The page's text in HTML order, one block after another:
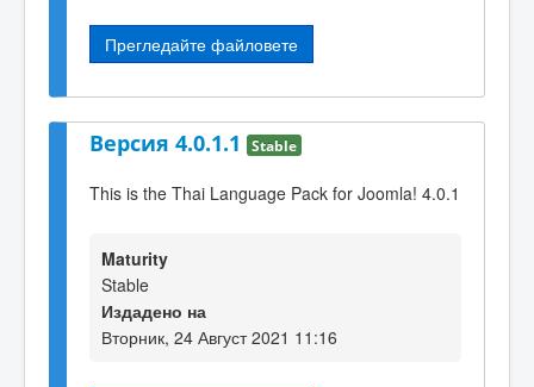
Прегледайте файловете
Версия 4.0.1.1 Stable
This is the Thai Language Pack for Joomla! 4.0.1
Maturity
Stable
Издадено на
Вторник, 24 Август 2021 11:16